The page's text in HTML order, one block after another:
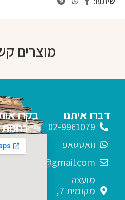
מוצרים
דברו איתנו
02-9961079
וואטסאפ
sfarim.k4@gmail.com
מועצה
מקומית 7,
בקרו
בחנות